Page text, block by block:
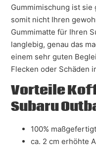
Gummimischung ist
somit nicht Ihren
Gummimatte für Ihren
langlebig, genau das
einem sehr guten
Flecken oder Schäden
Vorteile
Subaru
100%
ca. 2 cm erhöhte